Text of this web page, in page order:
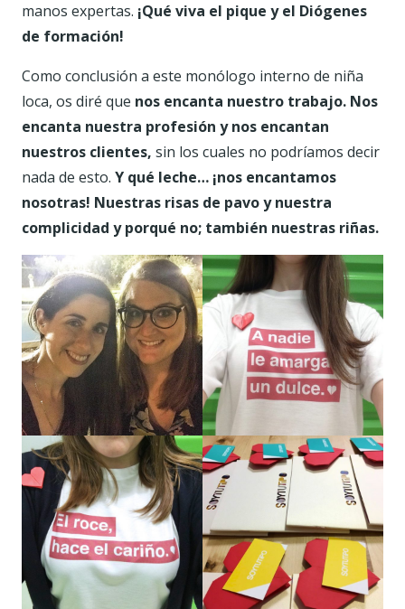
manos expertas. ¡Qué viva el pique y el Diógenes
de formación!
Como conclusión a este monólogo interno de niña
loca, os diré que nos encanta nuestro trabajo. Nos
encanta nuestra profesión y nos encantan
nuestros clientes, sin los cuales no podríamos decir
nada de esto. Y qué leche… ¡nos encantamos
nosotras! Nuestras risas de pavo y nuestra
complicidad y porqué no; también nuestras riñas.